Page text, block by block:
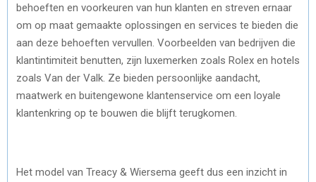
behoeften en voorkeuren van hun klanten en streven ernaar
om op maat gemaakte oplossingen en services te bieden die
aan deze behoeften vervullen. Voorbeelden van bedrijven die
klantintimiteit benutten, zijn luxemerken zoals Rolex en hotels
zoals Van der Valk. Ze bieden persoonlijke aandacht,
maatwerk en buitengewone klantenservice om een loyale
klantenkring op te bouwen die blijft terugkomen.
Het model van Treacy & Wiersema geeft dus een inzicht in